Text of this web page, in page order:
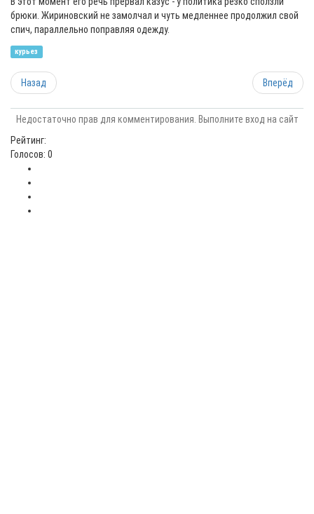
брюки. Жириновский не замолчал и чуть медленнее продолжил свой
спич, параллельно поправляя одежду.
курьез
Назад Вперёд
Недостаточно прав для комментирования. Выполните вход на сайт
Рейтинг:
Голосов: 0